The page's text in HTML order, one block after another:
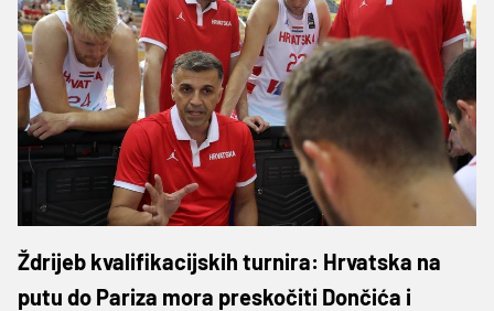
Ždrijeb kvalifikacijskih turnira: Hrvatska na
putu do Pariza mora preskočiti Dončića i